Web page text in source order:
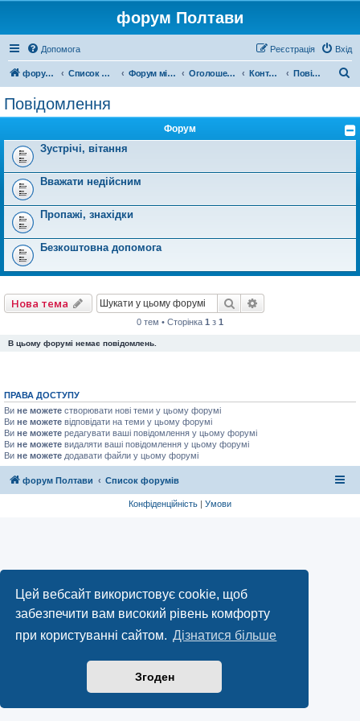
Цей вебсайт використовує cookie, щоб
забезпечити вам високий рівень комфорту
при користуванні сайтом. Дізнатися більше
Згоден
форум Полтави
Допомога Вхід
Реєстрація
форум Полтави Список форумів Форум міста Полтава Оголошення міста Полтава Контакти Повідомлення
у
Повідомлення
Форум
Зустрічі, вітання
Вважати недійсним
Пропажі, знахідки
Безкоштовна допомога
Нова тема Пошук
0 тем • Сторінка 1 з 1
В цьому форумі немає повідомлень.
ПРАВА ДОСТУПУ
Ви не можете створювати нові теми у цьому форумі
Ви не можете відповідати на теми у цьому форумі
Ви не можете редагувати ваші повідомлення у цьому форумі
Ви не можете видаляти ваші повідомлення у цьому форумі
Ви не можете додавати файли у цьому форумі
форум Полтави Список форумів
Конфіденційність | Умови